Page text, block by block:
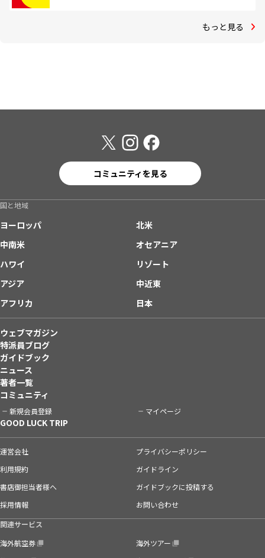
もっと見る
コミュニティを見る
国と地域
ヨーロッパ
北米
中南米
オセアニア
ハワイ
リゾート
アジア
中近東
アフリカ
日本
ウェブマガジン
特派員ブログ
ガイドブック
ニュース
著者一覧
コミュニティ
新規会員登録 マイページ
GOOD LUCK TRIP
運営会社
プライバシーポリシー
利用規約
ガイドライン
書店御担当者様へ
ガイドブックに投稿する
採用情報
お問い合わせ
関連サービス
海外航空券
海外ツアー